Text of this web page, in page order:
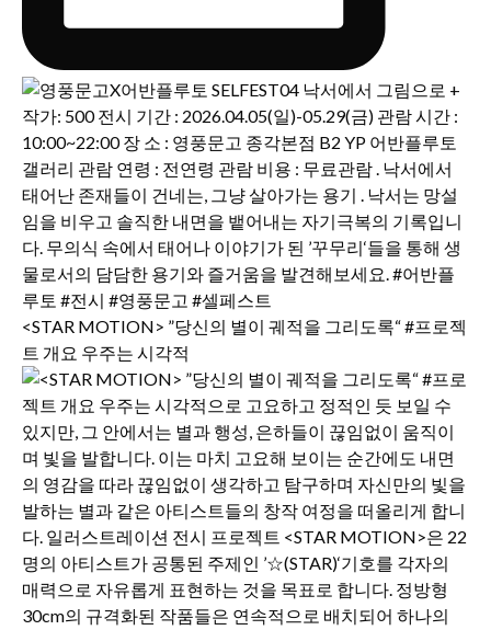
<STAR MOTION> ”당신의 별이 궤적을 그리도록“ #프로젝
트 개요 우주는 시각적